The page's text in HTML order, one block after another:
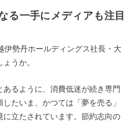
る一手にメディアも注目
伊勢丹ホールディングス社長・大
うか。
あるように、消費低迷が続き専門
たいま、かつては「夢を売る」
に立たされています。節約志向の